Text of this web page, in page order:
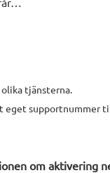
tjänsterna.
supportnummer
om aktivering